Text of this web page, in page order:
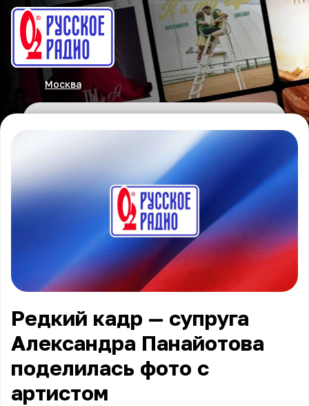
Москва
Редкий кадр — супруга
Александра Панайотова
поделилась фото с
артистом